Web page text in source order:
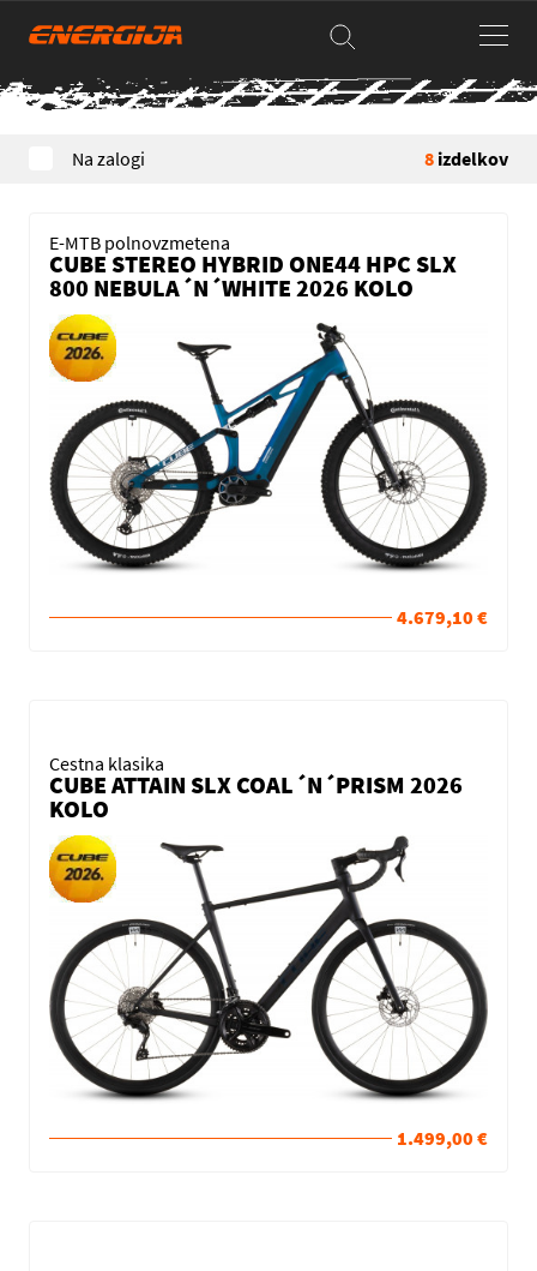
Na zalogi 8 izdelkov
E-MTB polnovzmetena
CUBE STEREO HYBRID ONE44 HPC SLX
800 NEBULA´N´WHITE 2026 KOLO
4.679,10 €
Cestna klasika
CUBE ATTAIN SLX COAL´N´PRISM 2026
KOLO
1.499,00 €